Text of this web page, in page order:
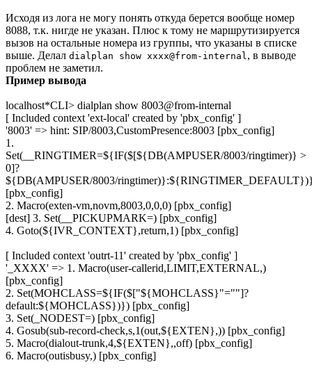
Исходя из лога не могу понять откуда берется вообще номер
8088, т.к. нигде не указан. Плюс к тому не маршрутизируется
вызов на остальные номера из группы, что указаны в списке
выше. Делал dialplan show xxxx@from-internal, в выводе
проблем не заметил.
Пример вывода
localhost*CLI> dialplan show 8003@from-internal
[ Included context 'ext-local' created by 'pbx_config' ]
'8003' => hint: SIP/8003,CustomPresence:8003 [pbx_config]
1.
Set(__RINGTIMER=${IF($[${DB(AMPUSER/8003/ringtimer)} >
0]?
${DB(AMPUSER/8003/
[pbx_config]
2. Macro(exten-vm,novm,8003,0,0,0) [pbx_config]
[dest] 3. Set(__PICKUPMARK=) [pbx_config]
4. Goto(${IVR_CONTEXT},return,1) [pbx_config]
[ Included context 'outrt-11' created by 'pbx_config' ]
'_XXXX' => 1. Macro(user-callerid,LIMIT,EXTERNAL,)
[pbx_config]
2. Set(MOHCLASS=${IF($["${MOHCLASS}"=""]?
default:${MOHCLASS})}) [pbx_config]
3. Set(_NODEST=) [pbx_config]
4. Gosub(sub-record-check,s,1(out,${EXTEN},)) [pbx_config]
5. Macro(dialout-trunk,4,${EXTEN},,off) [pbx_config]
6. Macro(outisbusy,) [pbx_config]